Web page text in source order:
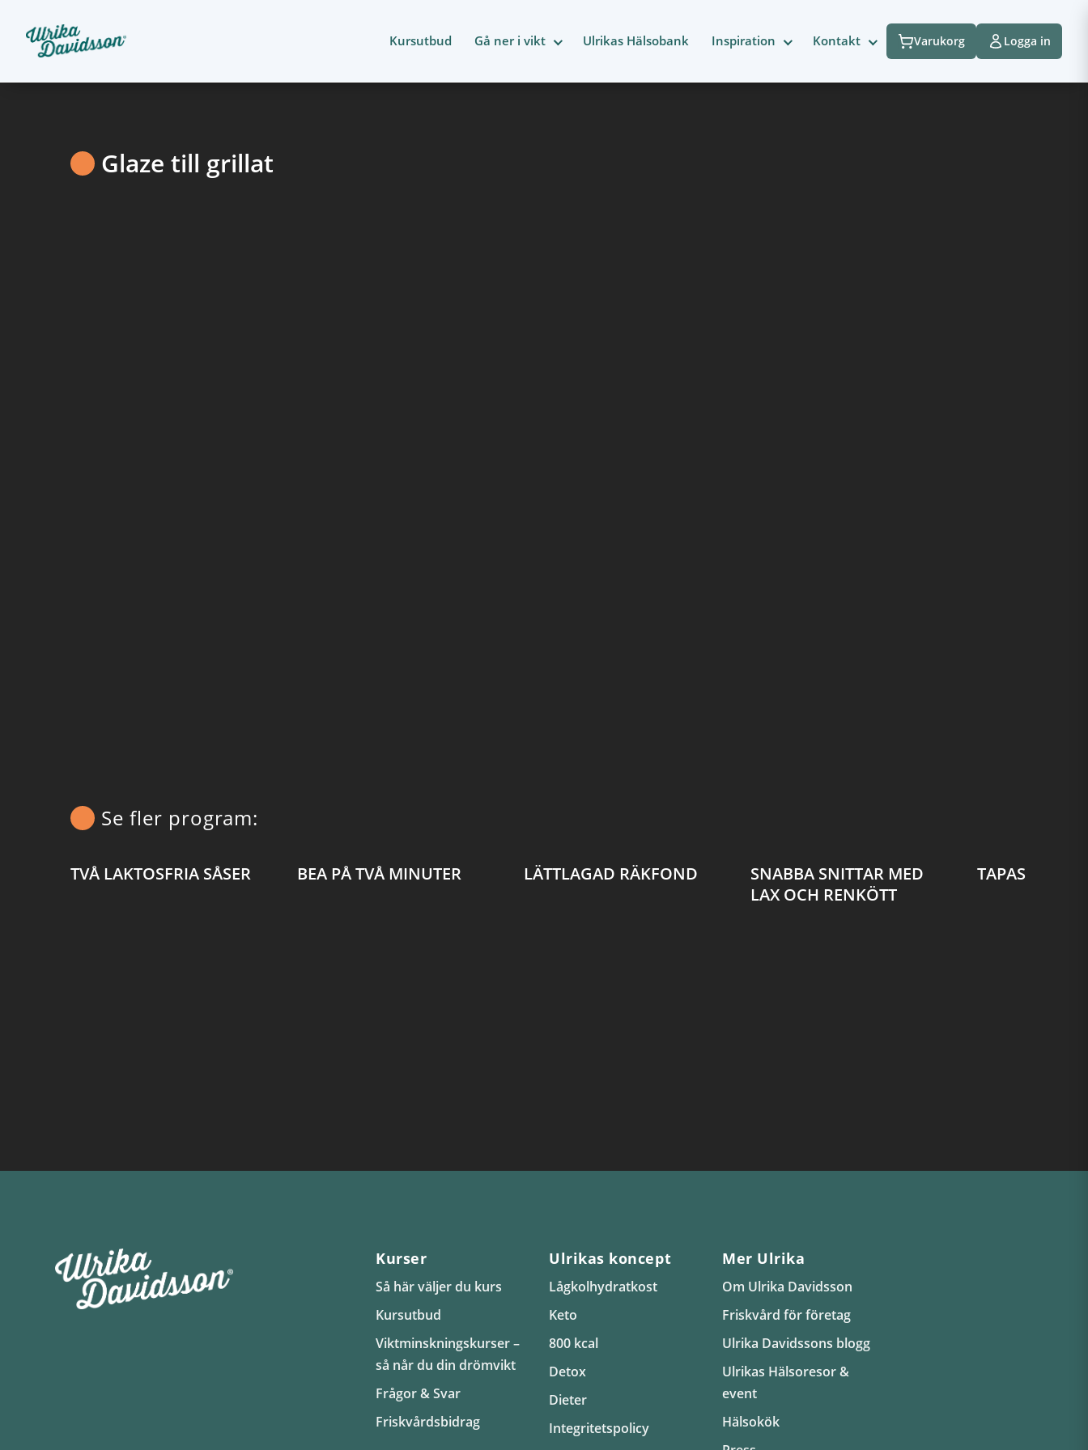
Kursutbud Gå ner i vikt Ulrikas Hälsobank Inspiration Kontakt Varukorg Logga in
Glaze till grillat
Se fler program:
TVÅ LAKTOSFRIA SÅSER BEA PÅ TVÅ MINUTER LÄTTLAGAD RÄKFOND
SNABBA SNITTAR MED
LAX OCH RENKÖTT
TAPAS
Kurser
Så här väljer du kurs
Kursutbud
Viktminskningskurser –
så når du din drömvikt
Frågor & Svar
Friskvårdsbidrag
Ulrikas koncept
Lågkolhydratkost
Keto
800 kcal
Detox
Dieter
Integritetspolicy
Mer Ulrika
Om Ulrika Davidsson
Friskvård för företag
Ulrika Davidssons blogg
Ulrikas Hälsoresor &
event
Hälsokök